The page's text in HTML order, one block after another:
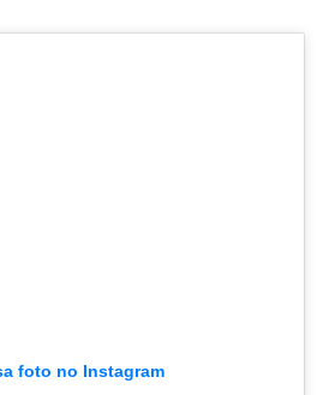
foto no Instagram